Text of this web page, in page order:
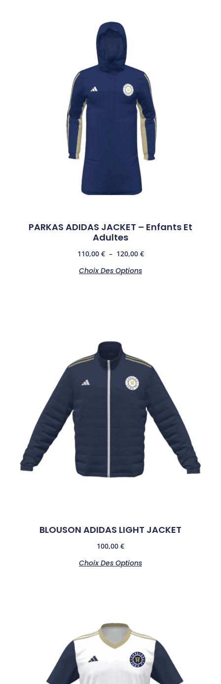
PARKAS ADIDAS JACKET – Enfants Et
Adultes
110,00 € – 120,00 €
Choix Des Options
BLOUSON ADIDAS LIGHT JACKET
100,00 €
Choix Des Options